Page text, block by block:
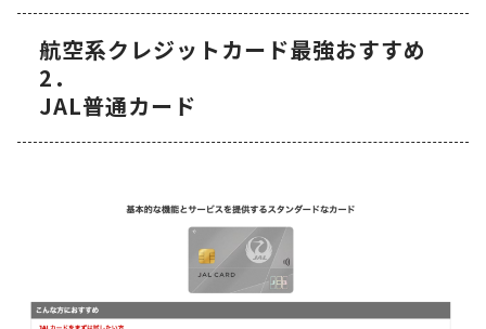
航空系クレジットカード最強おすすめ
2．
JAL普通カード